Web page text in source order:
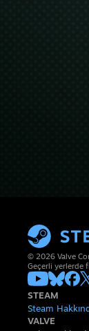
© 2026 Valve
Geçerli yerlerde
STEAM
Steam
VALVE